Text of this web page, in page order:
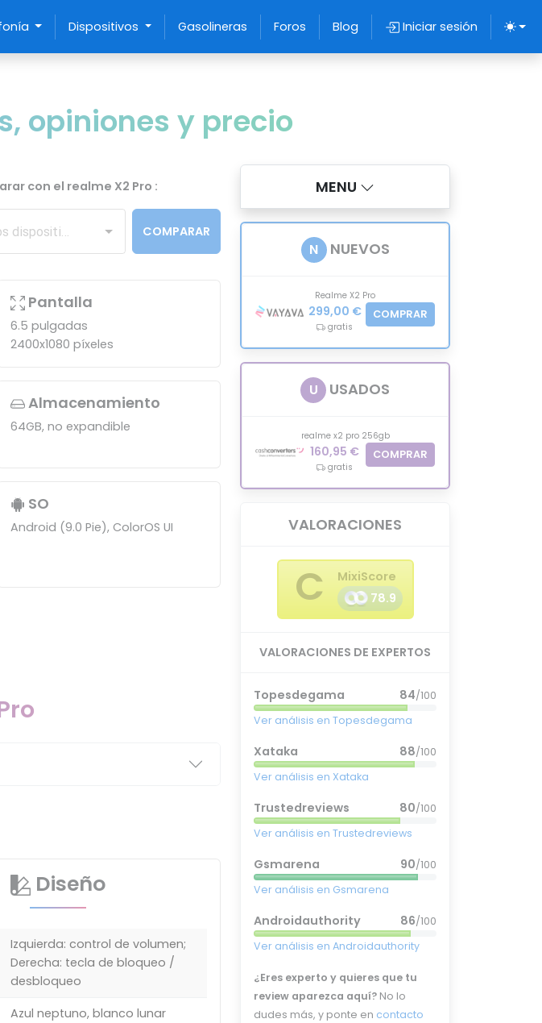
Dispositivos Gasolineras Foros Blog Iniciar sesión
opiniones y precio
con el realme X2 Pro :
COMPARAR
Pantalla
6.5 pulgadas
2400x1080 píxeles
Almacenamiento
64GB, no expandible
SO
Android (9.0 Pie), ColorOS UI
Diseño
Izquierda: control de volumen;
Derecha: tecla de bloqueo /
desbloqueo
Azul neptuno, blanco lunar
MENU
N NUEVOS
Realme X2 Pro
299,00 €
gratis
COMPRAR
U USADOS
realme x2 pro 256gb
160,95 €
gratis
COMPRAR
VALORACIONES
C
MixiScore
78.9
VALORACIONES DE EXPERTOS
Topesdegama 84/100
Ver análisis en Topesdegama
Xataka 88/100
Ver análisis en Xataka
Trustedreviews 80/100
Ver análisis en Trustedreviews
Gsmarena 90/100
Ver análisis en Gsmarena
Androidauthority 86/100
Ver análisis en Androidauthority
¿Eres experto y quieres que tu
review aparezca aquí? No lo
dudes más, y ponte en contacto